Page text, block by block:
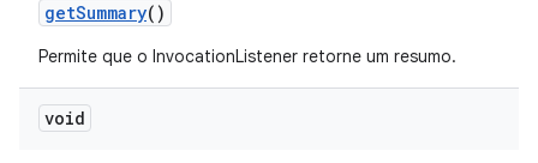
getSummary()
Permite que o InvocationListener retorne um resumo.
void